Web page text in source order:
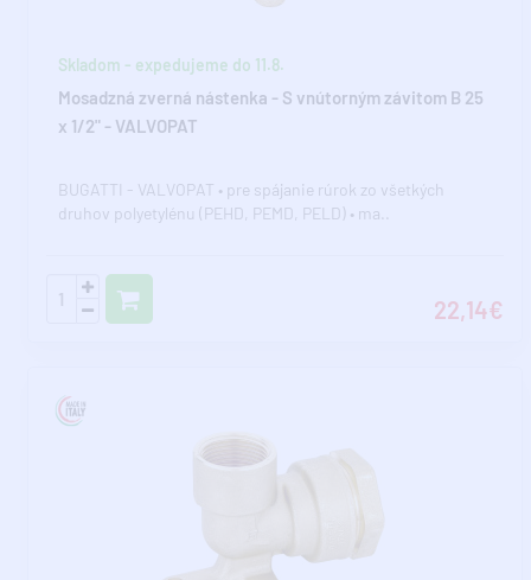
Skladom - expedujeme do 11.8.
Mosadzná zverná nástenka - S vnútorným závitom B 25
x 1/2" - VALVOPAT
BUGATTI - VALVOPAT • pre spájanie rúrok zo všetkých
druhov polyetylénu (PEHD, PEMD, PELD) • ma..
22,14€